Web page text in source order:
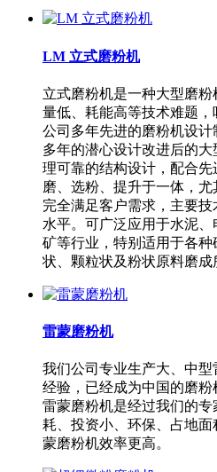
LM 立式磨粉机
立式磨粉机是一种大型磨
量低、耗能高等技术难题
公司多年先进的磨粉机设
多年的潜心设计改进后的
理可靠的结构设计，配合
磨、选粉、提升于一体，
完全满足客户需求，主要
水平。可广泛应用于水泥
矿等行业，特别适用于各
状、颗粒状及粉状原料磨成
雷蒙磨粉机
我们公司专业生产大、中
经验，已经成为中国的磨粉
雷蒙磨粉机是经过我们的
耗、投资小、环保、占地
蒙磨粉机效率更高。